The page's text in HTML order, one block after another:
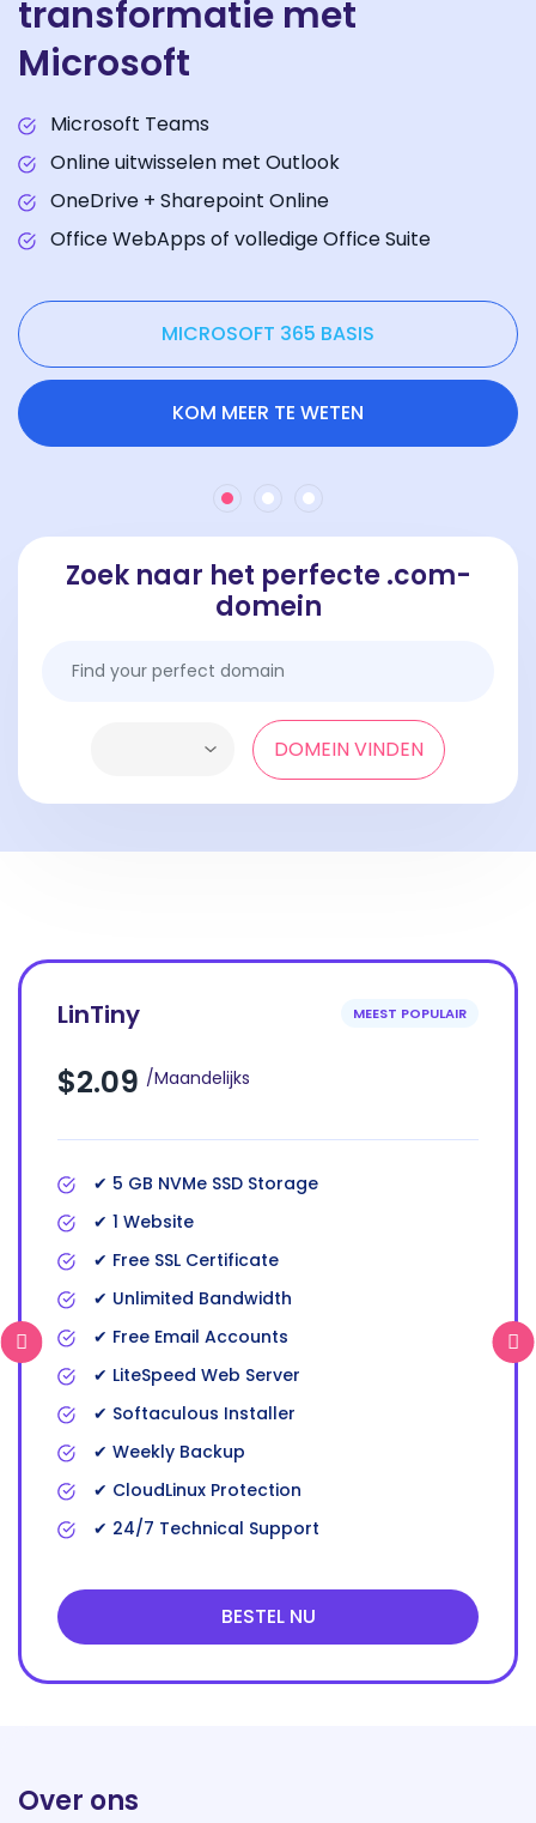
transformatie met
Microsoft
Microsoft Teams
Online uitwisselen met Outlook
OneDrive + Sharepoint Online
Office WebApps of volledige Office Suite
MICROSOFT 365 BASIS
KOM MEER TE WETEN
Zoek naar het perfecte .com-
domein
DOMEIN VINDEN
MEEST POPULAIR
LinTiny
$2.09 /Maandelijks
✔ 5 GB NVMe SSD Storage
✔ 1 Website
✔ Free SSL Certificate
✔ Unlimited Bandwidth
✔ Free Email Accounts
✔ LiteSpeed Web Server
✔ Softaculous Installer
✔ Weekly Backup
✔ CloudLinux Protection
✔ 24/7 Technical Support
BESTEL NU
Over ons